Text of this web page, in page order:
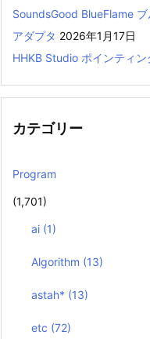
SoundsGood BlueFlame
アダプタ 2026年1月17日
HHKB Studio ポインティ
カテゴリー
Program
(1,701)
ai (1)
Algorithm (13)
astah* (13)
etc (72)